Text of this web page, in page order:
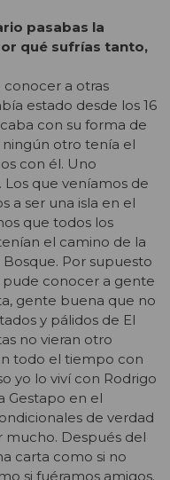
pasabas la
qué sufrías tanto,
a otras
estado desde los 16
con su forma de
ningún otro tenía el
con él. Uno
Los que veníamos de
a ser una isla en el
que todos los
el camino de la
Por supuesto
pude conocer a gente
gente buena que no
y pálidos de El
no vieran otro
todo el tiempo con
yo lo viví con Rodrigo
Gestapo en el
de verdad
mucho. Después del
carta como si no
si fuéramos amigos.